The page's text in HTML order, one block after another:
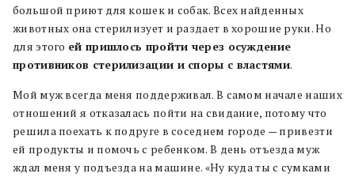
большой приют для кошек и собак. Всех найденных
животных она стерилизует и раздает в хорошие руки. Но
для этого ей пришлось пройти через осуждение
противников стерилизации и споры с властями.
Мой муж всегда меня поддерживал. В самом начале наших
отношений я отказалась пойти на свидание, потому что
решила поехать к подруге в соседнем городе — привезти
ей продукты и помочь с ребенком. В день отъезда муж
ждал меня у подъезда на машине. «Ну куда ты с сумками